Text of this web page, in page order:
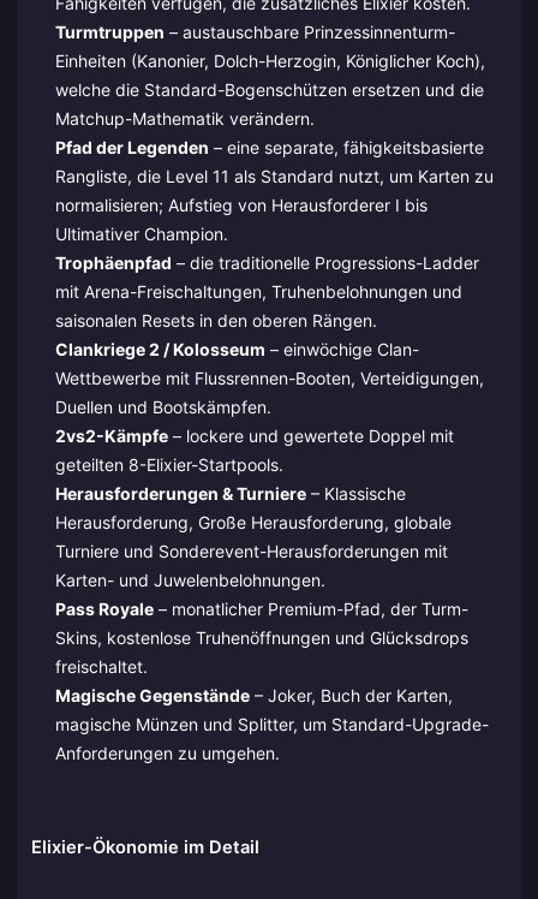
Turmtruppen – austauschbare Prinzessinnenturm-
Einheiten (Kanonier, Dolch-Herzogin, Königlicher Koch),
welche die Standard-Bogenschützen ersetzen und die
Matchup-Mathematik verändern.
Pfad der Legenden – eine separate, fähigkeitsbasierte
Rangliste, die Level 11 als Standard nutzt, um Karten zu
normalisieren; Aufstieg von Herausforderer I bis
Ultimativer Champion.
Trophäenpfad – die traditionelle Progressions-Ladder
mit Arena-Freischaltungen, Truhenbelohnungen und
saisonalen Resets in den oberen Rängen.
Clankriege 2 / Kolosseum – einwöchige Clan-
Wettbewerbe mit Flussrennen-Booten, Verteidigungen,
Duellen und Bootskämpfen.
2vs2-Kämpfe– lockere und gewertete Doppel mit
geteilten 8-Elixier-Startpools.
Herausforderungen & Turniere– Klassische
Herausforderung, Große Herausforderung, globale
Turniere und Sonderevent-Herausforderungen mit
Karten- und Juwelenbelohnungen.
Pass Royale– monatlicher Premium-Pfad, der Turm-
Skins, kostenlose Truhenöffnungen und Glücksdrops
freischaltet.
Magische Gegenstände– Joker, Buch der Karten,
magische Münzen und Splitter, um Standard-Upgrade-
Anforderungen zu umgehen.
Elixier-Ökonomie im Detail